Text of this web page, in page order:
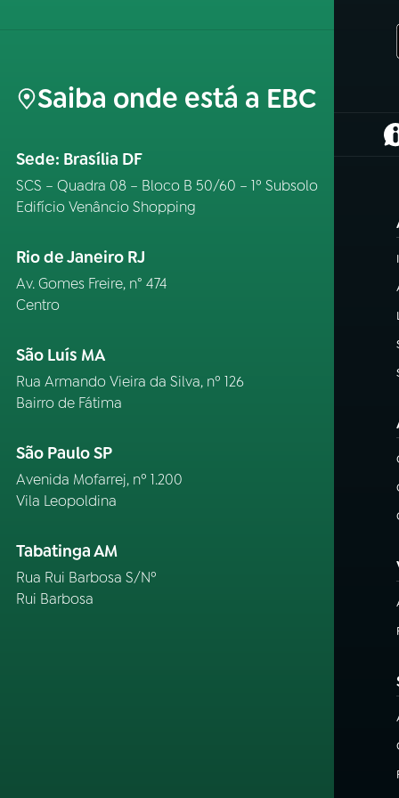
Saiba onde está a EBC
Sede: Brasília DF
SCS – Quadra 08 – Bloco B 50/60 – 1º Subsolo
Edifício Venâncio Shopping
Rio de Janeiro RJ
Av. Gomes Freire, n° 474
Centro
São Luís MA
Rua Armando Vieira da Silva, nº 126
Bairro de Fátima
São Paulo SP
Avenida Mofarrej, nº 1.200
Vila Leopoldina
Tabatinga AM
Rua Rui Barbosa S/Nº
Rui Barbosa